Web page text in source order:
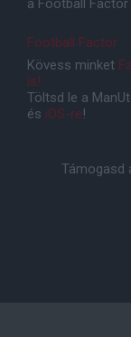
a Football
Football Factor
Kövess minket
is!
Töltsd le a
és iOS-re!
Támogasd